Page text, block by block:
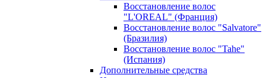
Восстановление волос
"L'OREAL" (Франция)
Восстановление волос "Salvatore"
(Бразилия)
Восстановление волос "Tahe"
(Испания)
Дополнительные средства